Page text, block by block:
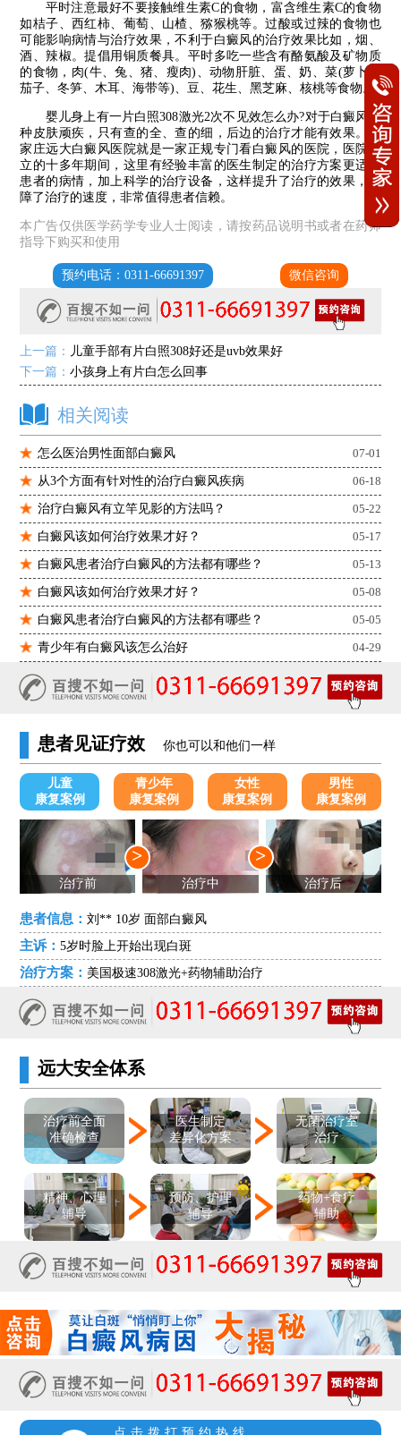
平时注意最好不要接触维生素C的食物，富含维生素C的食物
如桔子、西红柿、葡萄、山楂、猕猴桃等。过酸或过辣的食物也
可能影响病情与治疗效果，不利于白癜风的治疗效果比如，烟、
酒、辣椒。提倡用铜质餐具。平时多吃一些含有酪氨酸及矿物质
的食物，肉(牛、兔、猪、瘦肉)、动物肝脏、蛋、奶、菜(萝卜、
茄子、冬笋、木耳、海带等)、豆、花生、黑芝麻、核桃等食物。
婴儿身上有一片白照308激光2次不见效怎么办?对于白癜风这
种皮肤顽疾，只有查的全、查的细，后边的治疗才能有效果。石
家庄远大白癜风医院就是一家正规专门看白癜风的医院，医院成
立的十多年期间，这里有经验丰富的医生制定的治疗方案更适合
患者的病情，加上科学的治疗设备，这样提升了治疗的效果，保
障了治疗的速度，非常值得患者信赖。
本广告仅供医学药学专业人士阅读，请按药品说明书或者在药师
指导下购买和使用
预约电话：0311-66691397 微信咨询
上一篇： 儿童手部有片白照308好还是uvb效果好
下一篇：小孩身上有片白怎么回事
相关阅读
怎么医治男性面部白癜风 07-01
从3个方面有针对性的治疗白癜风疾病 06-18
治疗白癜风有立竿见影的方法吗？ 05-22
白癜风该如何治疗效果才好？ 05-17
白癜风患者治疗白癜风的方法都有哪些？ 05-13
白癜风该如何治疗效果才好？ 05-08
白癜风患者治疗白癜风的方法都有哪些？ 05-05
青少年有白癜风该怎么治好 04-29
患者见证疗效 你也可以和他们一样
儿童
康复案例
青少年
康复案例
女性
康复案例
男性
康复案例
治疗前
>
治疗中
>
治疗后
患者信息：刘** 10岁 面部白癜风
主诉：5岁时脸上开始出现白斑
治疗方案： 美国极速308激光+药物辅助治疗
远大安全体系
治疗前全面
准确检查
医生制定
差异化方案
无菌治疗室
治疗
精神、心理
辅导
预防、护理
辅导
药物+食疗
辅助